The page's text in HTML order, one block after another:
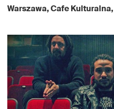
Warszawa, Cafe